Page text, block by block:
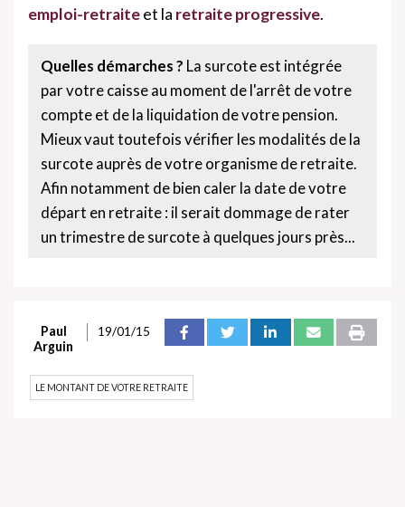
emploi-retraiteet la retraite progressive.
Quelles démarches ? La surcote est intégrée
par votre caisse au moment de l'arrêt de votre
compte et de la liquidation de votre pension.
Mieux vaut toutefois vérifier les modalités de la
surcote auprès de votre organisme de retraite.
Afin notamment de bien caler la date de votre
départ en retraite : il serait dommage de rater
un trimestre de surcote à quelques jours près...
Paul
Arguin
19/01/15
LE MONTANT DE VOTRE RETRAITE